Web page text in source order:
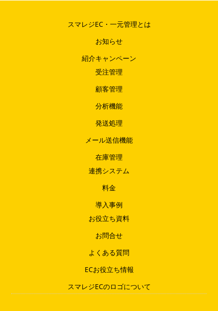
スマレジEC・一元管理とは
お知らせ
紹介キャンペーン
受注管理
顧客管理
分析機能
発送処理
メール送信機能
在庫管理
連携システム
料金
導入事例
お役立ち資料
お問合せ
よくある質問
ECお役立ち情報
スマレジECのロゴについて